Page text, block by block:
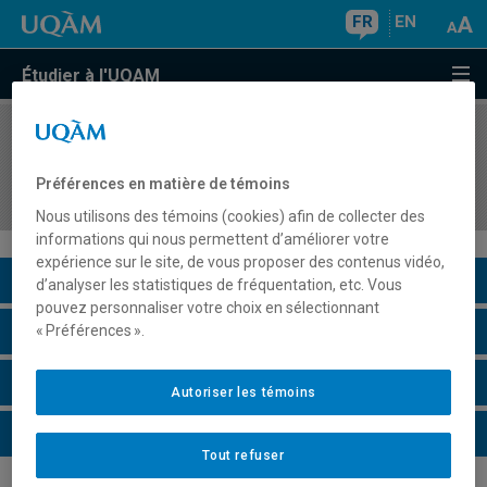
FR EN
Étudier à l'UQAM
COURS//
international
Description du cours
Horaire - Été 2026
Horaire - Automne 2026
Horaire - Hiver 2027
Préférences en matière de témoins
Nous utilisons des témoins (cookies) afin de collecter des
informations qui nous permettent d’améliorer votre
expérience sur le site, de vous proposer des contenus vidéo,
d’analyser les statistiques de fréquentation, etc. Vous
pouvez personnaliser votre choix en sélectionnant
« Préférences ».
Tout refuser
Autoriser les témoins